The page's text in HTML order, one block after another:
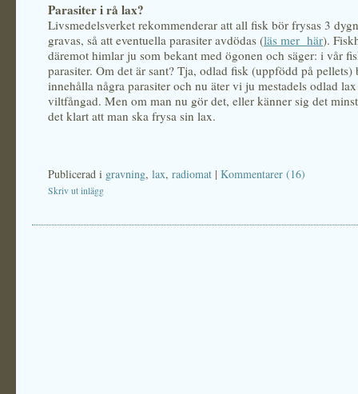
Parasiter i rå lax?
Livsmedelsverket rekommenderar att all fisk bör frysas 3
gravas, så att eventuella parasiter avdödas (läs mer här).
däremot himlar ju som bekant med ögonen och säger: i vår
parasiter. Om det är sant? Tja, odlad fisk (uppfödd på pellets)
innehålla några parasiter och nu äter vi ju mestadels odlad
viltfångad. Men om man nu gör det, eller känner sig det
det klart att man ska frysa sin lax.
Publicerad i gravning, lax, radiomat | Kommentarer (16)
Skriv ut inlägg